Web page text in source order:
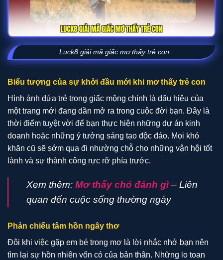
Luck8 giải mã giấc mơ thấy trẻ con
Biểu tượng của sự khởi đầu mới khi mơ thấy trẻ con
Hình ảnh đứa trẻ trong giấc mộng chính là dấu hiệu của
một trang mới đang dần mở ra trong cuộc đời bạn. Đây là
thời điểm tuyệt vời để bạn thực hiện những dự án kinh
doanh hoặc những ý tưởng sáng tạo độc đáo. Mọi khó
khăn cũ sẽ sớm qua đi nhường chỗ cho những vận hội tốt
lành và sự thành công rực rỡ phía trước.
Xem thêm: Mơ thấy chó đánh gì – Liên
quan đến cuộc sống thường ngày
Phản chiếu tâm hồn ngây thơ
Đôi khi việc gặp em bé trong mơ là lời nhắc nhở bạn nên
tìm lại sự hồn nhiên vốn có của bản thân. Những lo toan